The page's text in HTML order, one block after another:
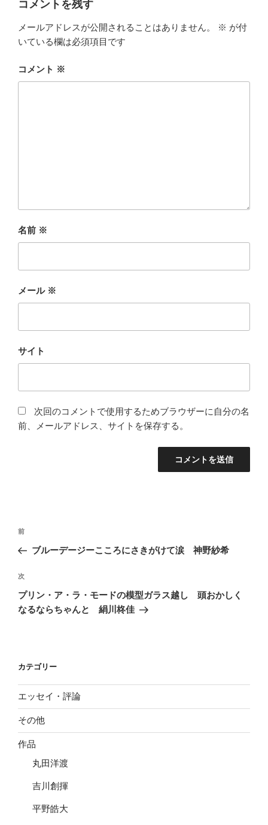
コメントを残す
メールアドレスが公開されることはありません。 ※ が付
いている欄は必須項目です
コメント ※
名前 ※
メール ※
サイト
次回のコメントで使用するためブラウザーに自分の名
前、メールアドレス、サイトを保存する。
投
ナ
ビ
ゲ
ー
前
の
稿
前
ブルーデージーこころにさきがけて涙 神野紗希
次
の
投
次
プリン・ア・ラ・モードの模型ガラス越し 頭おかしく
なるならちゃんと 絹川柊佳
カテゴリー
エッセイ・評論
その他
作品
丸田洋渡
吉川創揮
平野皓大